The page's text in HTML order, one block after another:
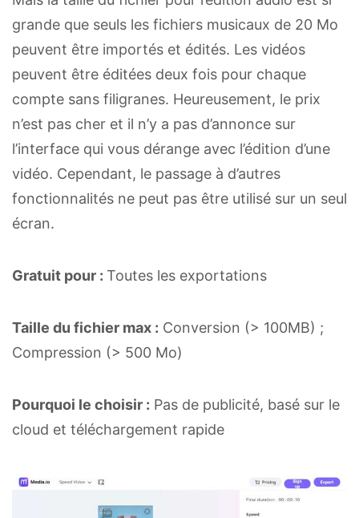
grande que seuls les fichiers musicaux de 20 Mo
peuvent être importés et édités. Les vidéos
peuvent être éditées deux fois pour chaque
compte sans filigranes. Heureusement, le prix
n’est pas cher et il n’y a pas d’annonce sur
l’interface qui vous dérange avec l’édition d’une
vidéo. Cependant, le passage à d’autres
fonctionnalités ne peut pas être utilisé sur un seul
écran.
Gratuit pour : Toutes les exportations
Taille du fichier max : Conversion (> 100MB) ;
Compression (> 500 Mo)
Pourquoi le choisir : Pas de publicité, basé sur le
cloud et téléchargement rapide